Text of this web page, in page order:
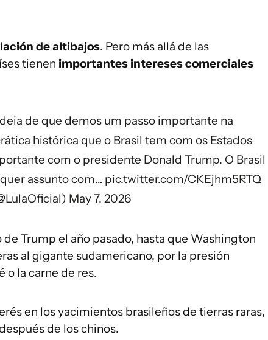
de altibajos. Pero más allá de las
tienen importantes intereses comerciales
de que demos um passo importante na
histórica que o Brasil tem com os Estados
com o presidente Donald Trump. O Brasil
assunto com… pic.twitter.com/CKEjhm5RTQ
May 7, 2026
Trump el año pasado, hasta que Washington
al gigante sudamericano, por la presión
o la carne de res.
en los yacimientos brasileños de tierras raras,
de los chinos.